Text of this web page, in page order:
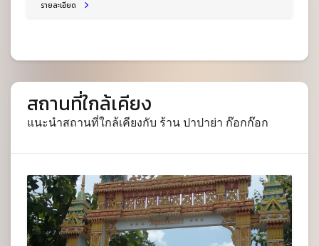
รายละเอียด
สถานที่ใกล้เคียง
แนะนำสถานที่ใกล้เคียงกับ ร้าน ปาปาย่า ก๊อกก๊อก